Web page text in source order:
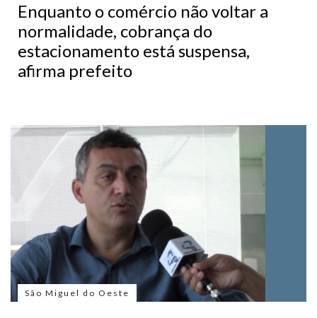
Enquanto o comércio não voltar a
normalidade, cobrança do
estacionamento está suspensa,
afirma prefeito
São Miguel do Oeste